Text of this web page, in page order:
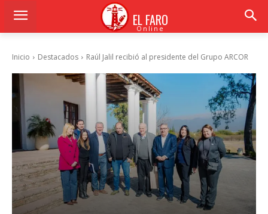
EL FARO
Online
Inicio Destacados Raúl Jalil recibió al presidente del Grupo ARCOR